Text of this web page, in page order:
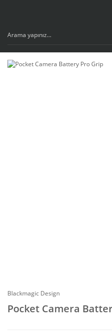
Blackmagic Design
Pocket Camera